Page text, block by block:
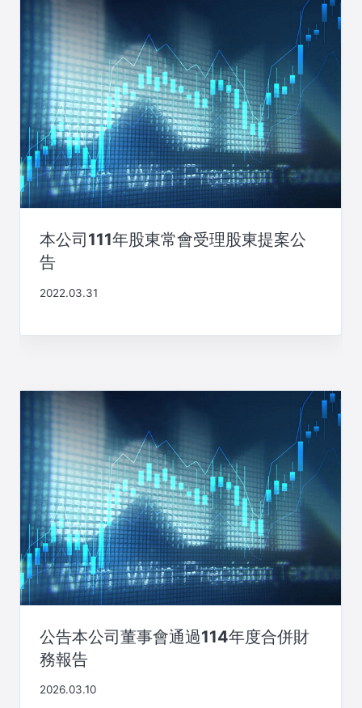
本公司111年股東常會受理股東提案公
告
2022.03.31
公告本公司董事會通過114年度合併財
務報告
2026.03.10